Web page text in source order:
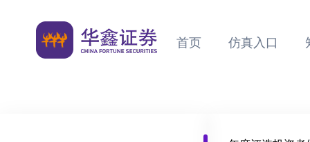
首页 仿真入口